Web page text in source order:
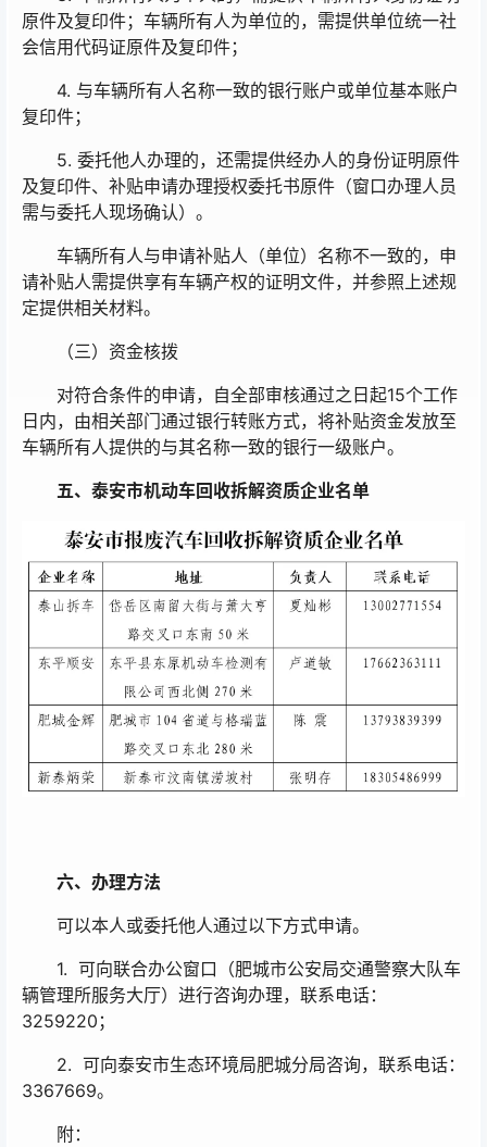
原件及复印件；车辆所有人为单位的，需提供单位统一社
会信用代码证原件及复印件；
4. 与车辆所有人名称一致的银行账户或单位基本账户
复印件；
5. 委托他人办理的，还需提供经办人的身份证明原件
及复印件、补贴申请办理授权委托书原件（窗口办理人员
需与委托人现场确认）。
车辆所有人与申请补贴人（单位）名称不一致的，申
请补贴人需提供享有车辆产权的证明文件，并参照上述规
定提供相关材料。
（三）资金核拨
对符合条件的申请，自全部审核通过之日起15个工作
日内，由相关部门通过银行转账方式，将补贴资金发放至
车辆所有人提供的与其名称一致的银行一级账户。
五、 泰安市机动车回收拆解资质企业名单
六、 办理方法
可以本人或委托他人通过以下方式申请。
1. 可向联合办公窗口（肥城市公安局交通警察大队车
辆管理所服务大厅）进行咨询办理，联系电话：
3259220；
2. 可向泰安市生态环境局肥城分局咨询，联系电话：
3367669。
附：